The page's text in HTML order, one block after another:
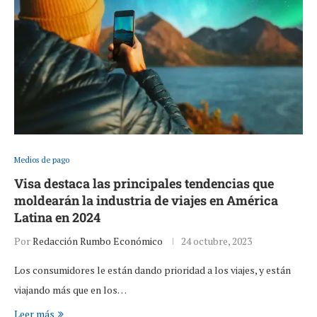
Medios de pago
Visa destaca las principales tendencias que
moldearán la industria de viajes en América
Latina en 2024
PorRedacción Rumbo Económico 24 octubre, 2023
Los consumidores le están dando prioridad a los viajes, y están
viajando más que en los…
Leer más